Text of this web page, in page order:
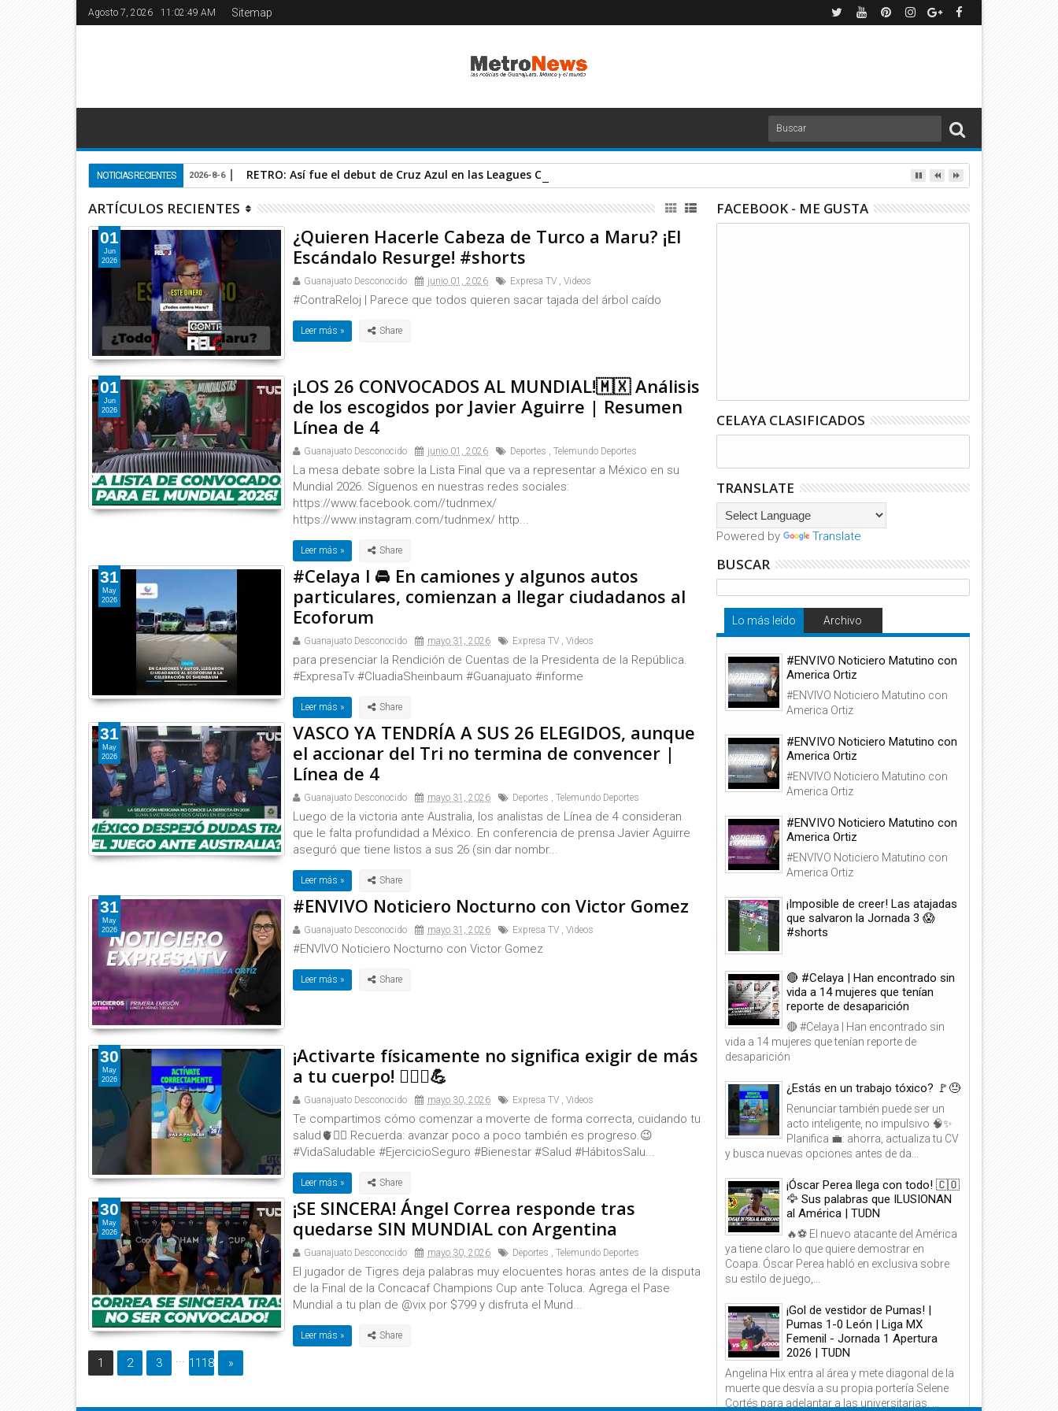
Agosto 7, 2026 11:02:49 AM Sitemap
NOTICIAS RECIENTES RETRO: Así fue el debut de Cruz Azul en las Leagues Cup... ¡CON GOLAZO INCLUÍDO ANTE CHICAGO! | TUDN
2026-8-6
ARTÍCULOS RECIENTES
¿Quieren Hacerle Cabeza de Turco a Maru? ¡El
Escándalo Resurge! #shorts
Guanajuato Desconocido junio 01, 2026 Expresa TV , Videos
#ContraReloj | Parece que todos quieren sacar tajada del árbol caído
Leer más »
01
Jun
2026
¡LOS 26 CONVOCADOS AL MUNDIAL!🇲🇽 Análisis
de los escogidos por Javier Aguirre | Resumen
Línea de 4
Guanajuato Desconocido junio 01, 2026 Deportes , Telemundo Deportes
La mesa debate sobre la Lista Final que va a representar a México en su
Mundial 2026. Síguenos en nuestras redes sociales:
https://www.facebook.com//tudnmex/
https://www.instagram.com/tudnmex/ http...
Leer más »
01
Jun
2026
#Celaya l 🚘 En camiones y algunos autos
particulares, comienzan a llegar ciudadanos al
Ecoforum
Guanajuato Desconocido mayo 31, 2026 Expresa TV , Videos
para presenciar la Rendición de Cuentas de la Presidenta de la República.
#ExpresaTv #CluadiaSheinbaum #Guanajuato #informe
Leer más »
31
May
2026
VASCO YA TENDRÍA A SUS 26 ELEGIDOS, aunque
el accionar del Tri no termina de convencer |
Línea de 4
Guanajuato Desconocido mayo 31, 2026 Deportes , Telemundo Deportes
Luego de la victoria ante Australia, los analistas de Línea de 4 consideran
que le falta profundidad a México. En conferencia de prensa Javier Aguirre
aseguró que tiene listos a sus 26 (sin dar nombr...
Leer más »
31
May
2026
#ENVIVO Noticiero Nocturno con Victor Gomez
Guanajuato Desconocido mayo 31, 2026 Expresa TV , Videos
#ENVIVO Noticiero Nocturno con Victor Gomez
Leer más »
31
May
2026
¡Activarte físicamente no significa exigir de más
a tu cuerpo! 🏃‍♀️✨💪
Guanajuato Desconocido mayo 30, 2026 Expresa TV , Videos
Te compartimos cómo comenzar a moverte de forma correcta, cuidando tu
salud🫀🧘‍♂️ Recuerda: avanzar poco a poco también es progreso.😉
#VidaSaludable #EjercicioSeguro #Bienestar #Salud #HábitosSalu...
Leer más »
30
May
2026
¡SE SINCERA! Ángel Correa responde tras
quedarse SIN MUNDIAL con Argentina
Guanajuato Desconocido mayo 30, 2026 Deportes , Telemundo Deportes
El jugador de Tigres deja palabras muy elocuentes horas antes de la disputa
de la Final de la Concacaf Champions Cup ante Toluca. Agrega el Pase
Mundial a tu plan de @vix por $799 y disfruta el Mund...
Leer más »
30
May
2026
1 2 3 ... 1118 »
FACEBOOK - ME GUSTA
CELAYA CLASIFICADOS
TRANSLATE
Powered by Translate
BUSCAR
Lo más leído Archivo
#ENVIVO Noticiero Matutino con
America Ortiz
#ENVIVO Noticiero Matutino con
America Ortiz
#ENVIVO Noticiero Matutino con
America Ortiz
#ENVIVO Noticiero Matutino con
America Ortiz
#ENVIVO Noticiero Matutino con
America Ortiz
#ENVIVO Noticiero Matutino con
America Ortiz
¡Imposible de creer! Las atajadas
que salvaron la Jornada 3 😱
#shorts
🔴 #Celaya | Han encontrado sin
vida a 14 mujeres que tenían
reporte de desaparición
🔴 #Celaya | Han encontrado sin
vida a 14 mujeres que tenían reporte de
desaparición
¿Estás en un trabajo tóxico? 🚩😓
Renunciar también puede ser un
acto inteligente, no impulsivo 🧠✨
Planifica 💼: ahorra, actualiza tu CV
y busca nuevas opciones antes de da...
¡Óscar Perea llega con todo! 🇨🇴
🦅 Sus palabras que ILUSIONAN
al América | TUDN
🔥⚽ El nuevo atacante del América
ya tiene claro lo que quiere demostrar en
Coapa. Óscar Perea habló en exclusiva sobre
su estilo de juego,...
¡Gol de vestidor de Pumas! |
Pumas 1-0 León | Liga MX
Femenil - Jornada 1 Apertura
2026 | TUDN
Angelina Hix entra al área y mete diagonal de la
muerte que desvía a su propia portería Selene
Cortés para adelantar a las universitarias. ...